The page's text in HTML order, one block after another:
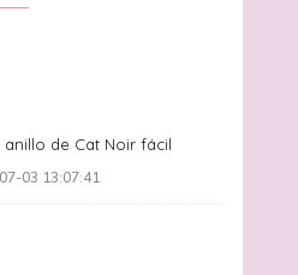
de Cat Noir fácil
03 13:07:41